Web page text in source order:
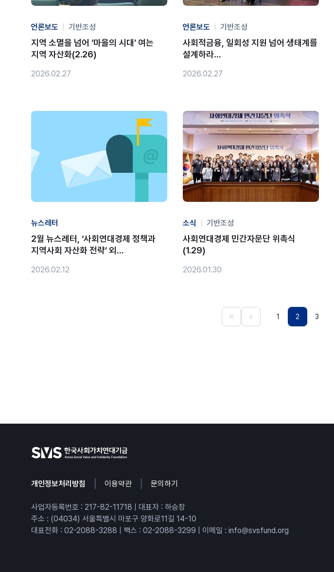
언론보도 기반조성
지역 소멸을 넘어 ‘마을의 시대’ 여는
지역 자산화(2.26)
2026.02.27
언론보도 기반조성
사회적금융, 일회성 지원 넘어 생태계를
설계하라…
2026.02.27
뉴스레터
2월 뉴스레터, ‘사회연대경제 정책과
지역사회 자산화 전략’ 외…
2026.02.12
소식 기반조성
사회연대경제 민간자문단 위촉식
(1.29)
2026.01.30
1 2 3
개인정보처리방침 이용약관 문의하기
사업자등록번호 : 217-82-11718 | 대표자 : 하승창
주소 : (04034) 서울특별시 마포구 양화로11길 14-10
대표전화 : 02-2088-3288
팩스 : 02-2088-3299 이메일 : info@svsfund.org